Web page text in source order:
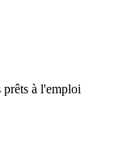
prêts à l'emploi